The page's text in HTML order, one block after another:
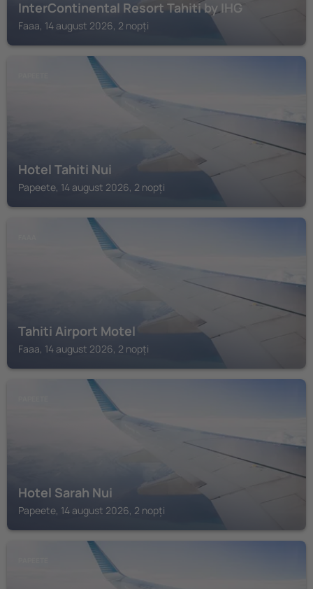
InterContinental Resort Tahiti by IHG
Faaa, 14 august 2026, 2 nopți
Hotel Tahiti Nui
Papeete, 14 august 2026, 2 nopți
Tahiti Airport Motel
Faaa, 14 august 2026, 2 nopți
Hotel Sarah Nui
Papeete, 14 august 2026, 2 nopți